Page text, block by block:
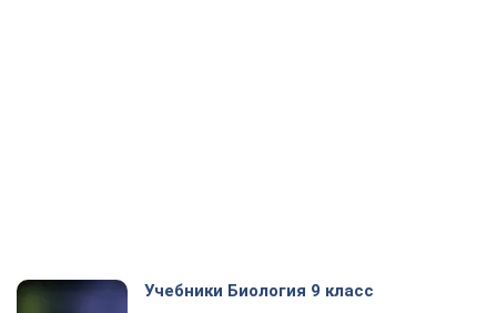
Учебники Биология 9 класс